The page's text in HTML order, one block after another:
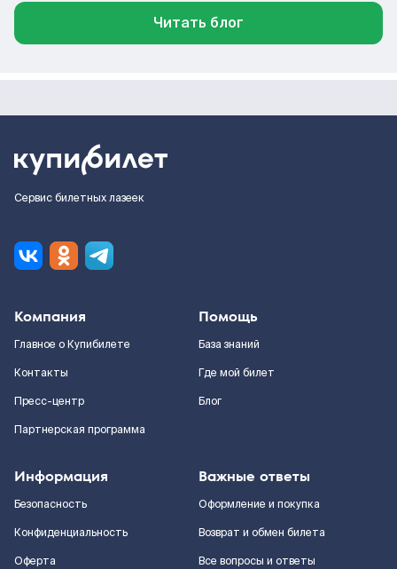
Читать блог
Сервис билетных лазеек
Компания
Главное о Купибилете
Контакты
Пресс-центр
Партнерская программа
Помощь
База знаний
Где мой билет
Блог
Информация
Безопасность
Конфиденциальность
Оферта
Важные ответы
Оформление и покупка
Возврат и обмен билета
Все вопросы и ответы